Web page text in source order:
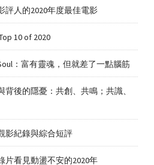
評人的2020年度最佳電影
10 of 2020
：富有靈魂，但就差了一點腦筋
背後的隱憂：共創、共鳴；共識、
影紀錄與綜合短評
片看見動盪不安的2020年